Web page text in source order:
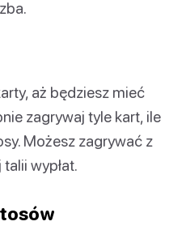
aż będziesz mieć
zagrywaj tyle kart, ile
Możesz zagrywać z
wypłat.